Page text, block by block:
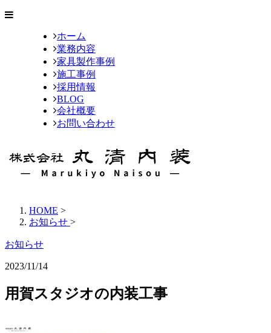
ホーム
業務内容
家具製作事例
施工事例
採用情報
BLOG
会社概要
お問い合わせ
HOME >
お知らせ >
お知らせ
2023/11/14
用賀スタジオの内装工事